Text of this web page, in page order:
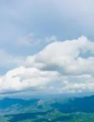
பற்றி
எழுதியவர்